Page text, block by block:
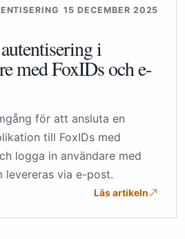
15 DECEMBER 2025
i
med FoxIDs och e-
för att ansluta en
till FoxIDs med
logga in användare med
levereras via e-post.
Läs artikeln